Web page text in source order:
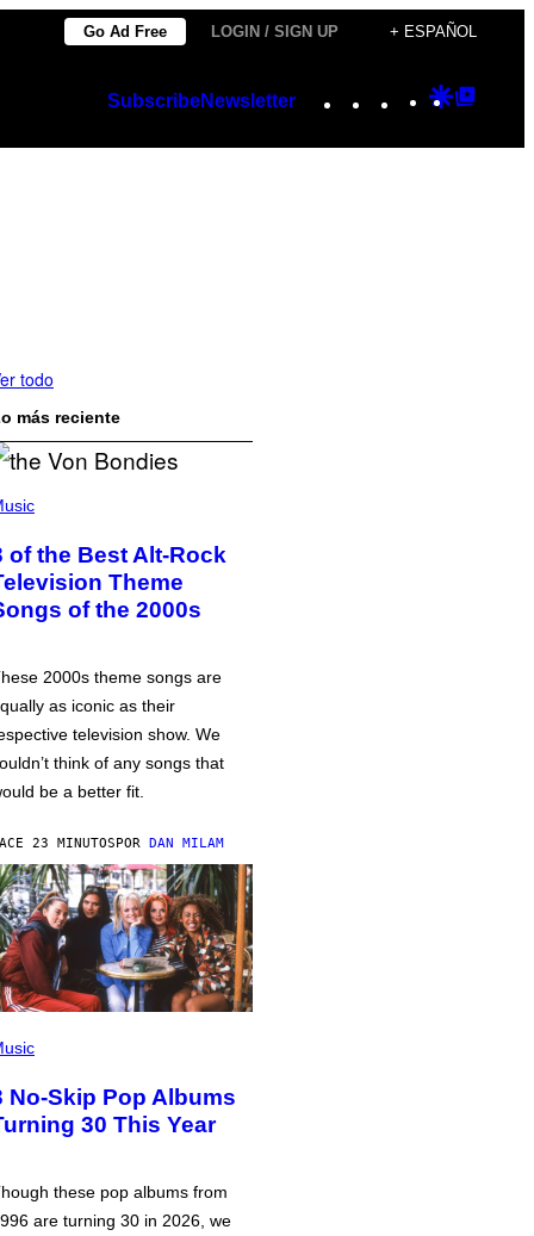
Go Ad Free LOGIN / SIGN UP + ESPAÑOL
SubscribeNewsletter Instagram
TikTok
YouTube
Google
todo
más reciente
of the Best Alt-Rock
Theme
of the 2000s
2000s theme songs are
as iconic as their
television show. We
think of any songs that
be a better fit.
23 MINUTOSPOR DAN MILAM
No-Skip Pop Albums
30 This Year
these pop albums from
are turning 30 in 2026, we